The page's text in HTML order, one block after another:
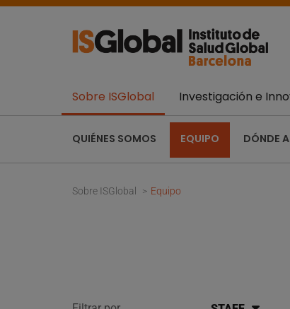
Sobre ISGlobal
QUIÉNES SOMOS EQUIPO DÓNDE
Investigación e
Sobre ISGlobal Equipo